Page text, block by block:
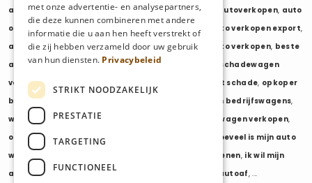
auto tweedehands verkopen,mijn auto verkopen autoverkopen, auto
opkopers
opkoper auto , export auto verkopen auto verkopen export,
auto opkoper export,opkopen van auto's,oude auto verkopen, beste
auto opkoper,wij kopen auto's,wij kopen uw auto
schadewagen
verkopen
opkoper auto met schade, opkoper
bedrijfswagens
verkopen bedrijfswagens,
wagenpark verkopen, bestelwagen verkopen,
opkoper bestelwagens
hoeveel is mijn auto
waard
waarde auto berekenen, ik wil mijn
auto verkopen,ik wil van mijn auto af ikwilvanmijnautoaf, ...
met onze advertentie- en analysepartners,
die deze kunnen combineren met andere
informatie die u aan hen heeft verstrekt of
die zij hebben verzameld door uw gebruik
van hun diensten. Privacybeleid
STRIKT NOODZAKELIJK
PRESTATIE
TARGETING
FUNCTIONEEL